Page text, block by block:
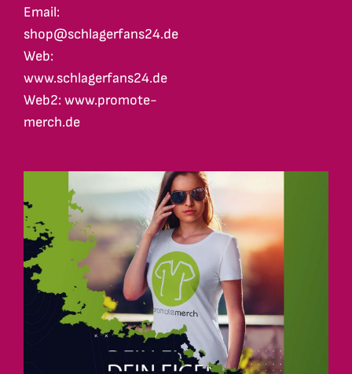
Email:
shop@schlagerfans24.de
Web:
www.schlagerfans24.de
Web2: www.promote-
merch.de